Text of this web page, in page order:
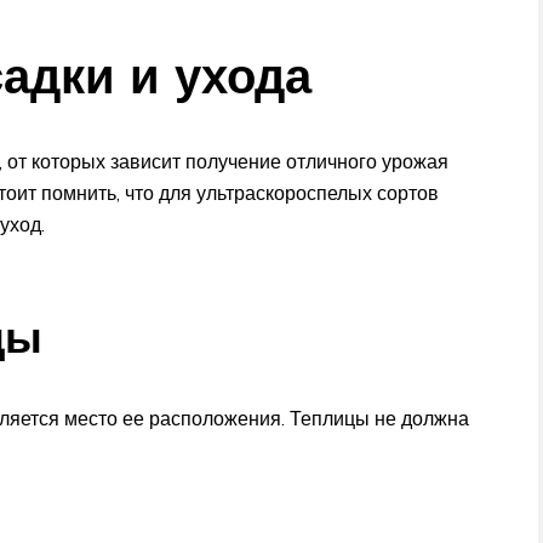
и ухода
которых зависит получение отличного урожая
помнить, что для ультраскороспелых сортов
место ее расположения. Теплицы не должна